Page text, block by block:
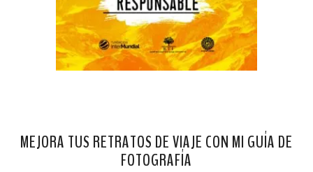
MEJORA TUS RETRATOS DE VIAJE CON MI GUÍA DE
FOTOGRAFÍA